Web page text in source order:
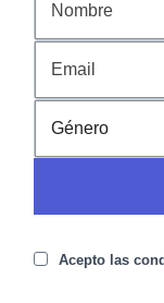
Acepto las